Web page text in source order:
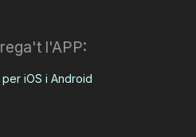
l'APP:
iOS i Android